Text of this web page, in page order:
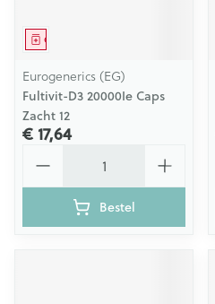
Geneesmiddel
Eurogenerics (EG)
Fultivit-D3 20000Ie Caps
Zacht 12
€ 17,64
Bestel